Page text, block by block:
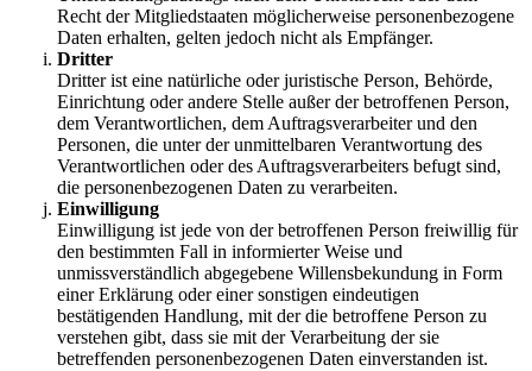
Recht der Mitgliedstaaten möglicherweise personenbezogene
Daten erhalten, gelten jedoch nicht als Empfänger.
Dritter
Dritter ist eine natürliche oder juristische Person, Behörde,
Einrichtung oder andere Stelle außer der betroffenen Person,
dem Verantwortlichen, dem Auftragsverarbeiter und den
Personen, die unter der unmittelbaren Verantwortung des
Verantwortlichen oder des Auftragsverarbeiters befugt sind,
die personenbezogenen Daten zu verarbeiten.
Einwilligung
Einwilligung ist jede von der betroffenen Person freiwillig für
den bestimmten Fall in informierter Weise und
unmissverständlich abgegebene Willensbekundung in Form
einer Erklärung oder einer sonstigen eindeutigen
bestätigenden Handlung, mit der die betroffene Person zu
verstehen gibt, dass sie mit der Verarbeitung der sie
betreffenden personenbezogenen Daten einverstanden ist.